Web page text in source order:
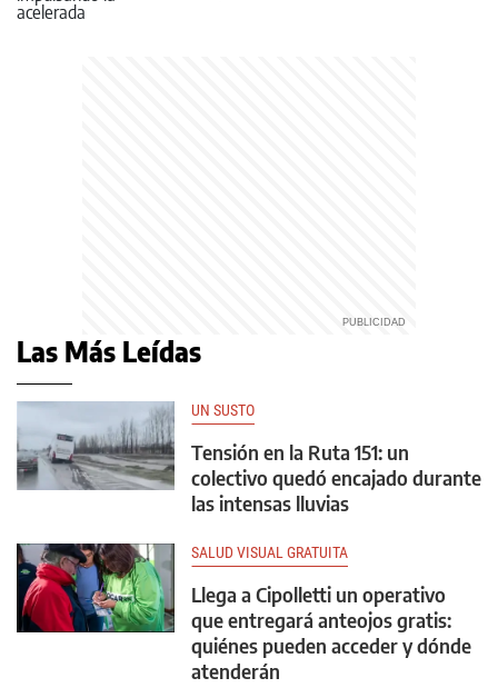
Las Más Leídas
UN SUSTO
Tensión en la Ruta 151: un
colectivo quedó encajado durante
las intensas lluvias
SALUD VISUAL GRATUITA
Llega a Cipolletti un operativo
que entregará anteojos gratis:
quiénes pueden acceder y dónde
atenderán